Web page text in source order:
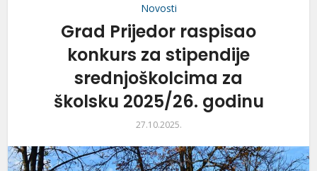
Novosti
Grad Prijedor raspisao
konkurs za stipendije
srednjoškolcima za
školsku 2025/26. godinu
27.10.2025.